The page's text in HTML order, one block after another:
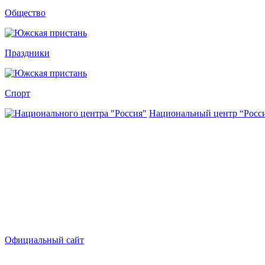
Общество
Праздники
Спорт
Национальный центр
Официальный сайт